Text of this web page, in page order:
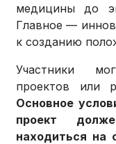
медицины до
Главное —
к созданию
Участники
проектов или
Основное
проект
находиться на